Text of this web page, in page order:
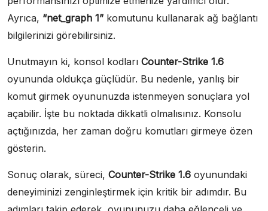
Ayrıca, “net_graph 1” komutunu kullanarak ağ bağlantı
bilgilerinizi görebilirsiniz.
Unutmayın ki, konsol kodları Counter-Strike 1.6
oyununda oldukça güçlüdür. Bu nedenle, yanlış bir
komut girmek oyununuzda istenmeyen sonuçlara yol
açabilir. İşte bu noktada dikkatli olmalısınız. Konsolu
açtığınızda, her zaman doğru komutları girmeye özen
gösterin.
Sonuç olarak, süreci, Counter-Strike 1.6 oyunundaki
deneyiminizi zenginleştirmek için kritik bir adımdır. Bu